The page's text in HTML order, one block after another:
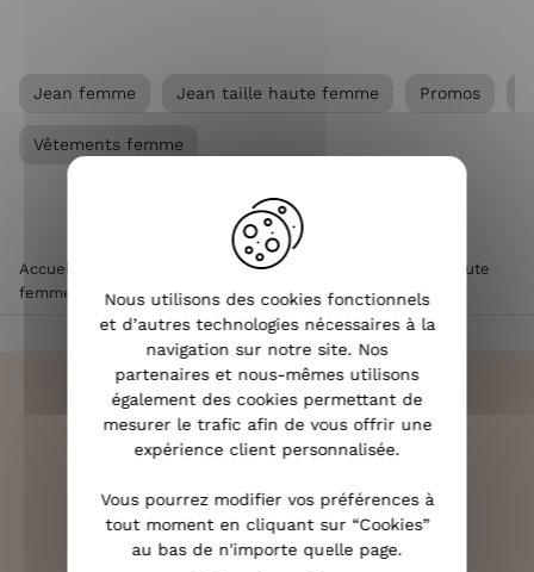
Jean femme Jean taille haute femme Promos
Vêtements femme
Accueil >Jean femme
Jean taille haute
femme
Jean femme brut flare taille haute
LIVRAISON RAPIDE
OFFERTE DÈS 70€
Nous utilisons des cookies fonctionnels
et d’autres technologies nécessaires à la
navigation sur notre site. Nos
partenaires et nous-mêmes utilisons
également des cookies permettant de
mesurer le trafic afin de vous offrir une
expérience client personnalisée.
Vous pourrez modifier vos préférences à
tout moment en cliquant sur “Cookies”
au bas de n'importe quelle page.